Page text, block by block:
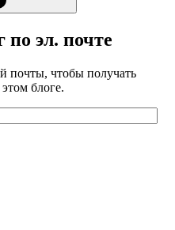
по эл. почте
почты, чтобы получать
блоге.